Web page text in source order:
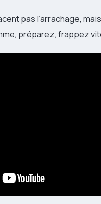
pas l’arrachage,
préparez, frappez